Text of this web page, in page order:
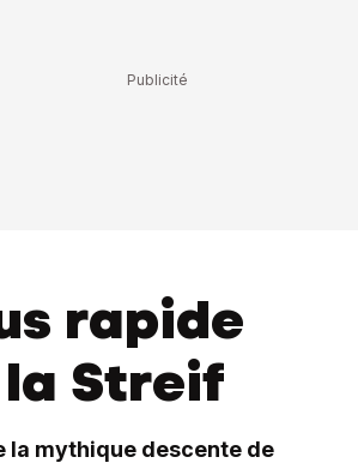
rapide
la Streif
la mythique descente de